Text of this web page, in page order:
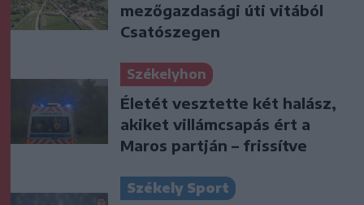
mezőgazdasági úti vitából
Csatószegen
Székelyhon
Életét vesztette két halász,
akiket villámcsapás ért a
Maros partján – frissítve
Székely Sport